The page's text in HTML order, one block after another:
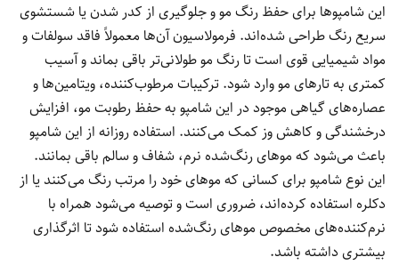
این شامپوها برای حفظ رنگ مو و جلوگیری از کدر شدن یا شستشوی
سریع رنگ طراحی شده‌اند. فرمولاسیون آن‌ها معمولاً فاقد سولفات و
مواد شیمیایی قوی است تا رنگ مو طولانی‌تر باقی بماند و آسیب
کمتری به تارهای مو وارد شود. ترکیبات مرطوب‌کننده، ویتامین‌ها و
عصاره‌های گیاهی موجود در این شامپو به حفظ رطوبت مو، افزایش
درخشندگی و کاهش وز کمک می‌کنند. استفاده روزانه از این شامپو
باعث می‌شود که موهای رنگ‌شده نرم، شفاف و سالم باقی بمانند.
این نوع شامپو برای کسانی که موهای خود را مرتب رنگ می‌کنند یا از
دکلره استفاده کرده‌اند، ضروری است و توصیه می‌شود همراه با
نرم‌کننده‌های مخصوص موهای رنگ‌شده استفاده شود تا اثرگذاری
بیشتری داشته باشد.